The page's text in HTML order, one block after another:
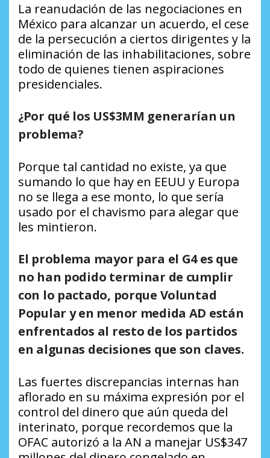
La reanudación de las negociaciones en
México para alcanzar un acuerdo, el cese
de la persecución a ciertos dirigentes y la
eliminación de las inhabilitaciones, sobre
todo de quienes tienen aspiraciones
presidenciales.
¿Por qué los US$3MM generarían un
problema?
Porque tal cantidad no existe, ya que
sumando lo que hay en EEUU y Europa
no se llega a ese monto, lo que sería
usado por el chavismo para alegar que
les mintieron.
El problema mayor para el G4 es que
no han podido terminar de cumplir
con lo pactado, porque Voluntad
Popular y en menor medida AD están
enfrentados al resto de los partidos
en algunas decisiones que son claves.
Las fuertes discrepancias internas han
aflorado en su máxima expresión por el
control del dinero que aún queda del
interinato, porque recordemos que la
OFAC autorizó a la AN a manejar US$347